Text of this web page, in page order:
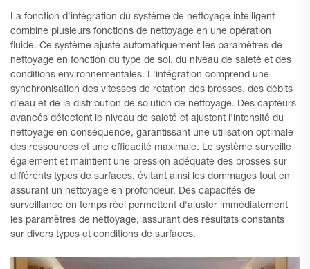
La fonction d'intégration du système de nettoyage intelligent
combine plusieurs fonctions de nettoyage en une opération
fluide. Ce système ajuste automatiquement les paramètres de
nettoyage en fonction du type de sol, du niveau de saleté et des
conditions environnementales. L'intégration comprend une
synchronisation des vitesses de rotation des brosses, des débits
d'eau et de la distribution de solution de nettoyage. Des capteurs
avancés détectent le niveau de saleté et ajustent l'intensité du
nettoyage en conséquence, garantissant une utilisation optimale
des ressources et une efficacité maximale. Le système surveille
également et maintient une pression adéquate des brosses sur
différents types de surfaces, évitant ainsi les dommages tout en
assurant un nettoyage en profondeur. Des capacités de
surveillance en temps réel permettent d'ajuster immédiatement
les paramètres de nettoyage, assurant des résultats constants
sur divers types et conditions de surfaces.